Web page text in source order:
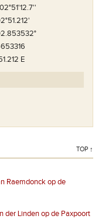
E
TOP ↑
Raemdonck op de
der Linden op de Paxpoort